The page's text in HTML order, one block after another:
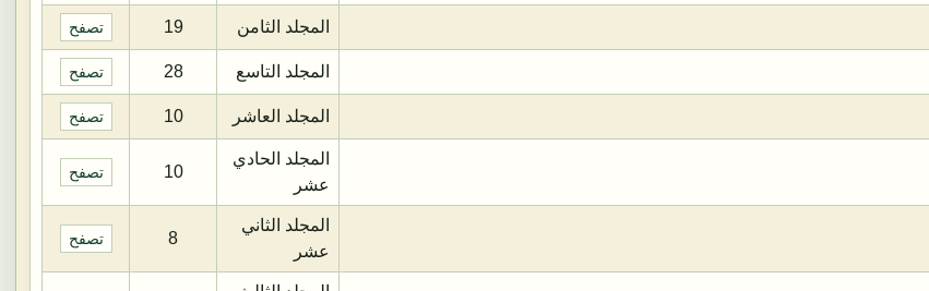
المجلد الثامن 19 تصفح
المجلد التاسع 28 تصفح
المجلد العاشر 10 تصفح
المجلد الحادي
عشر
10 تصفح
المجلد الثاني
عشر
8 تصفح